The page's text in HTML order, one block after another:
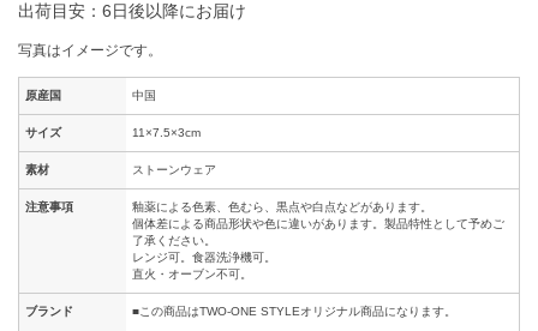
出荷目安：6日後以降にお届け
写真はイメージです。
原産国 中国
サイズ 11×7.5×3cm
素材 ストーンウェア
注意事項
釉薬による色素、色むら、黒点や白点などがあります。
個体差による商品形状や色に違いがあります。製品特性として予めご
了承ください。
レンジ可。食器洗浄機可。
直火・オーブン不可。
ブランド ■この商品はTWO-ONE STYLEオリジナル商品になります。